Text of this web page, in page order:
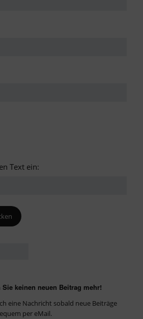
Text ein:
Sie keinen neuen Beitrag mehr!
eine Nachricht sobald neue Beiträge
per eMail.